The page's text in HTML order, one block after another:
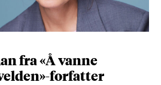
fra «Å vanne
forfatter